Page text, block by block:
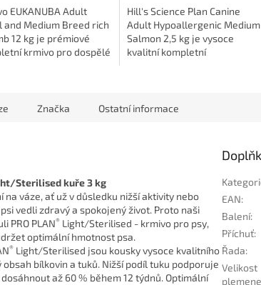
EUKANUBA Adult
and Medium Breed rich
12 kg je prémiové
krmivo pro dospělé
Hill's Science Plan Canine
Adult Hypoallergenic Medium
Salmon 2,5 kg je vysoce
kvalitní kompletní
sklony...
Značka Ostatní informace
Sterilised kuře 3 kg
váze, ať už v důsledku nižší aktivity nebo
vedli zdravý a spokojený život. Proto naši
PRO PLAN® Light/Sterilised - krmivo pro psy,
optimální hmotnost psa.
® Light/Sterilised jsou kousky vysoce kvalitního
bílkovin a tuků. Nižší podíl tuku podporuje
až 60 % během 12 týdnů. Optimální
EAN:
Balení:
Příchuť:
Řada:
Velikost
plemene